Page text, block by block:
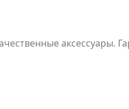
аксессуары. Гарантийный